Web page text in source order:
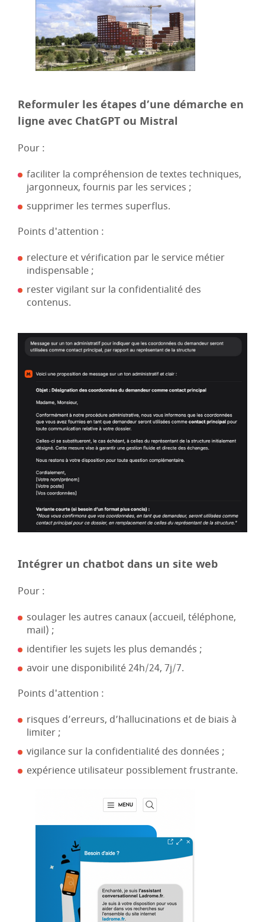
Reformuler les étapes d’une démarche en
ligne avec ChatGPT ou Mistral
Pour :
faciliter la compréhension de textes techniques,
jargonneux, fournis par les services ;
supprimer les termes superflus.
Points d'attention :
relecture et vérification par le service métier
indispensable ;
rester vigilant sur la confidentialité des
contenus.
Intégrer un chatbot dans un site web
Pour :
soulager les autres canaux (accueil, téléphone,
mail) ;
identifier les sujets les plus demandés ;
avoir une disponibilité 24h/24, 7j/7.
Points d'attention :
risques d’erreurs, d’hallucinations et de biais à
limiter ;
vigilance sur la confidentialité des données ;
expérience utilisateur possiblement frustrante.